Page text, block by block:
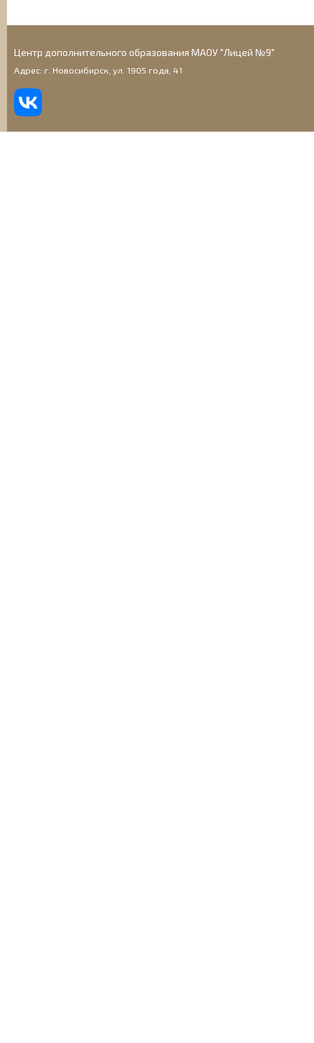
Центр дополнительного образования МАОУ "Лицей №9"
Адрес: г. Новосибирск, ул. 1905 года, 41